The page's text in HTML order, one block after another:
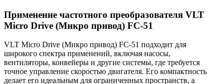
Применение частотного преобразователя VLT
Micro Drive (Микро привод) FC-51
VLT Micro Drive (Микро привод) FC-51 подходит для
широкого спектра применений, включая насосы,
вентиляторы, конвейеры и другие системы, где требуется
точное управление скоростью двигателя. Его компактность
делает его идеальным для ограниченных пространств, а